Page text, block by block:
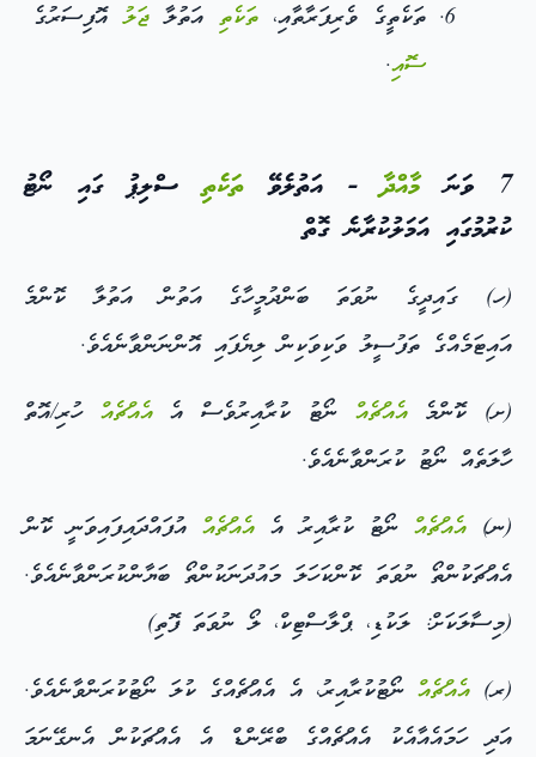
ތަކެތީގެ ވެރިފަރާތާއި،ތަކެތި އަތުލާޖަލުއޮފިސަރުގެ
ސޮއި.
7 ވަނަ މާއްދާ- އަތުލެވޭތަކެތިސްލިޕު ގައި ނޯޓު
ކުރުމުގައި އަމަލުކުރާނެ ގޮތް
(ހ) ގައިދީގެ ނުވަތަ ބަންދުމީހާގެ އަތުން އަތުލާ ކޮންމެ
އައިޓަމެއްގެ ތަފުސީލު ވަކިވަކިން ލިޔެފައި އޮންނަންވާނެއެވެ.
(ށ) ކޮންމެއެއްޗެއް ނޯޓު ކުރާއިރުވެސް އެއެއްޗެއް ހުރި/އޮތް
ހާލަތެއް ނޯޓު ކުރަންވާނެއެވެ.
(ނ) އެއްޗެއް ނޯޓު ކުރާއިރު އެ އެއްޗެއް އުފައްދައިފައިވަނީ ކޮން
އެއްޗަކުންތޯ ނުވަތަ ކޮންކަހަލަ މައުދަނަކުންތޯ ބަޔާންކުރަންވާނެއެވެ.
(މިސާލަކަށް: ލަކުޑި، ޕްލާސްޓިކް، ލޯ ނުވަތަ ފޮތި)
(ރ)އެއްޗެއް ނޯޓުކުރާއިރު، އެ އެއްޗެއްގެ ކުލަ ނޯޓުކުރަންވާނެއެވެ.
އަދި ހަމައެއާއެކު އެއްޗެއްގެ ބްރޭންޑް އެ އެއްޗަކުން އެނގޭނަމަ